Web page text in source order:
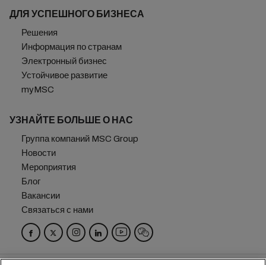
ДЛЯ УСПЕШНОГО БИЗНЕСА
Решения
Информация по странам
Электронный бизнес
Устойчивое развитие
myMSC
УЗНАЙТЕ БОЛЬШЕ О НАС
Группа компаний MSC Group
Новости
Мероприятия
Блог
Вакансии
Связаться с нами